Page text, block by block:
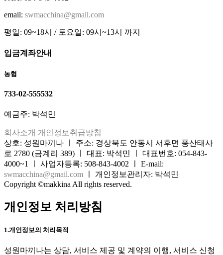
email: swmacchina@gmail.com
평일: 09~18시 / 토요일: 09시~13시 까지
입금계좌안내
농협
733-02-555532
예금주: 박석민
회사소개 개인정보취급방침
상호: 성원마끼나 ㅣ 주소: 경상북도 안동시 서후면 풍산태사
로 2780 (금계리 389) ㅣ 대표: 박석민 ㅣ 대표번호: 054-843-
4000~1 ㅣ 사업자등록: 508-843-4002 ㅣ E-mail:
swmacchina@gmail.com ㅣ 개인정보관리자: 박석민
Copyright ©makkina All rights reserved.
개인정보 처리방침
1.개인정보의 처리목적
성원마끼나는 상담, 서비스 제공 및 계약의 이행, 서비스 신청